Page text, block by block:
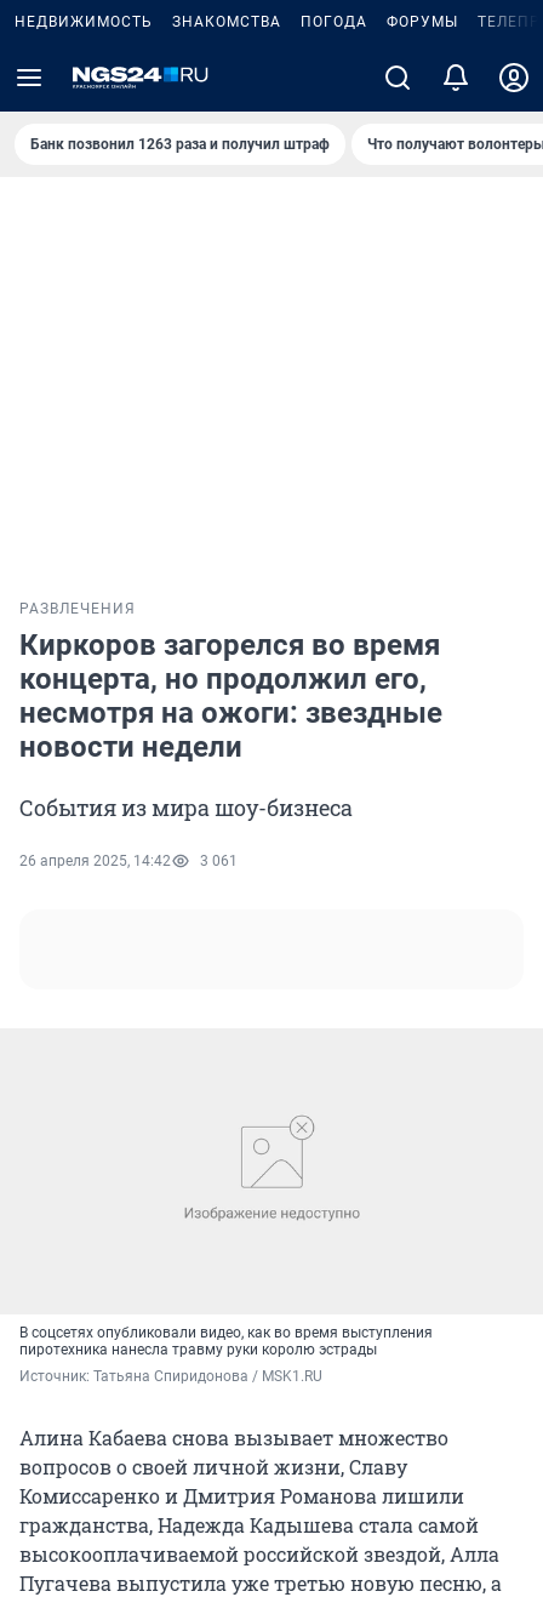
НЕДВИЖИМОСТЬ ЗНАКОМСТВА ПОГОДА ФОРУМЫ
Банк позвонил 1263 раза и получил штраф Что получают
РАЗВЛЕЧЕНИЯ
Киркоров загорелся во время
концерта, но продолжил его,
несмотря на ожоги: звездные
новости недели
События из мира шоу-бизнеса
26 апреля 2025, 14:42 3 061
В соцсетях опубликовали видео, как во время выступления
пиротехника нанесла травму руки королю эстрады
Источник: Татьяна Спиридонова / MSK1.RU
Алина Кабаева снова вызывает множество
вопросов о своей личной жизни, Славу
Комиссаренко и Дмитрия Романова лишили
гражданства, Надежда Кадышева стала самой
высокооплачиваемой российской звездой, Алла
Пугачева выпустила уже третью новую песню, а